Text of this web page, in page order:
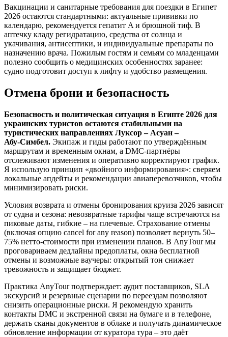
Вакцинации и санитарные требования для поездки в Египет
2026 остаются стандартными: актуальные прививки по
календарю, рекомендуется гепатит A и брюшной тиф. В
аптечку кладу регидратацию, средства от солнца и
укачивания, антисептики, и индивидуальные препараты по
назначению врача. Пожилым гостям и семьям со младенцами
полезно сообщить о медицинских особенностях заранее:
судно подготовит доступ к лифту и удобство размещения.
Отмена брони и безопасность
Безопасность и политическая ситуация в Египте 2026 для
украинских туристов остаются стабильными на
туристических направлениях Луксор – Асуан –
Абу‑Симбел. Экипаж и гиды работают по утверждённым
маршрутам и временным окнам, а DMC‑партнёры
отслеживают изменения и оперативно корректируют график.
Я использую принцип «двойного информирования»: сверяем
локальные апдейты и рекомендации авиаперевозчиков, чтобы
минимизировать риски.
Условия возврата и отмены бронирования круиза 2026 зависят
от судна и сезона: невозвратные тарифы чаще встречаются на
пиковые даты, гибкие – на плечевые. Страхование отмены
(включая опцию cancel for any reason) позволяет вернуть 50–
75% нетто‑стоимости при изменении планов. В AnyTour мы
проговариваем дедлайны предоплаты, окна бесплатной
отмены и возможные ваучеры: открытый тон снижает
тревожность и защищает бюджет.
Практика AnyTour подтверждает: аудит поставщиков, SLA
экскурсий и резервные сценарии по переездам позволяют
снизить операционные риски. Я рекомендую хранить
контакты DMC и экстренной связи на бумаге и в телефоне,
держать сканы документов в облаке и получать динамическое
обновление информации от куратора тура – это даёт